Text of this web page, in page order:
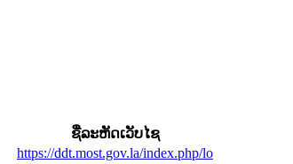
ຊື່ລະຫັດເວັບໄຊ
https://ddt.most.gov.la/index.php/lo